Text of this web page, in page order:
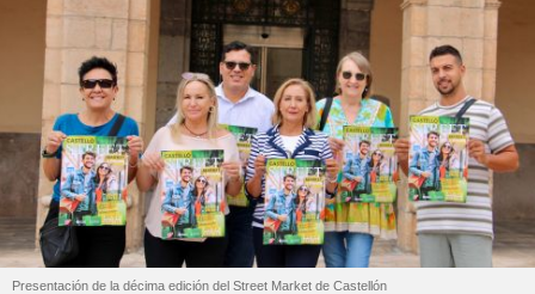
Presentación de la décima edición del Street Market de Castellón